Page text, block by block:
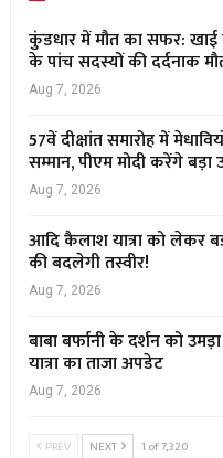
कुंडधार में मौत का सफर: खाई
के पांच सदस्यों की दर्दनाक
Aug 7, 2026
57वें दीक्षांत समारोह में
सम्मान, पीएम मोदी करेंगे बड़ा
Aug 7, 2026
आदि कैलाश यात्रा को लेकर
की बदलेगी तस्वीर!
Aug 7, 2026
बाबा बर्फानी के दर्शन को
यात्रा का ताजा अपडेट
Aug 7, 2026
PREV NEXT 1 of 7,320